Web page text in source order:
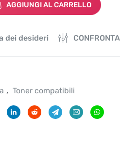
AGGIUNGI AL CARRELLO
dei desideri CONFRONTA
, Toner compatibili